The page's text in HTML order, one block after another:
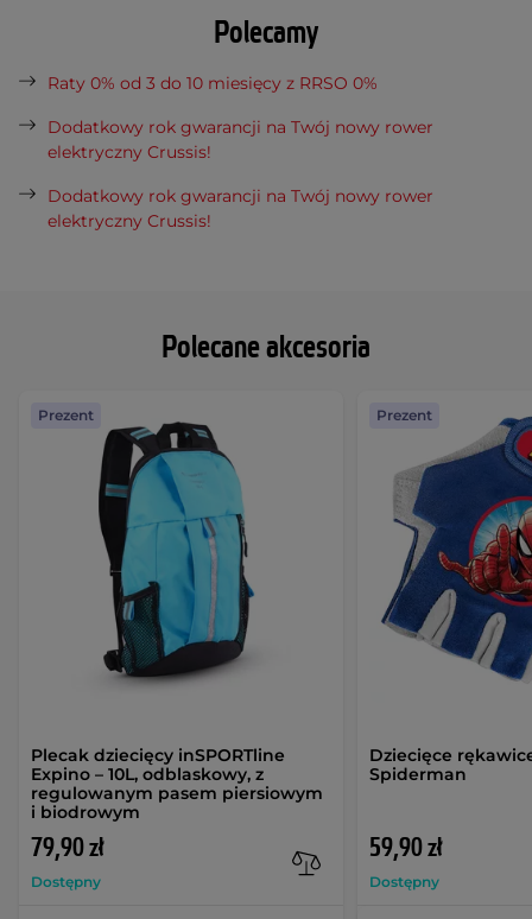
Polecane akcesoria
Plecak dziecięcy inSPORTline
Expino – 10L, odblaskowy, z
regulowanym pasem piersiowym
i biodrowym
79,90 zł
Dostępny
Prezent
Dziecięce
Spiderman
59,90 zł
Dostępny
Prezent
Polecamy
Raty 0% od 3 do 10 miesięcy z RRSO 0%
Dodatkowy rok gwarancji na Twój nowy rower
elektryczny Crussis!
Dodatkowy rok gwarancji na Twój nowy rower
elektryczny Crussis!